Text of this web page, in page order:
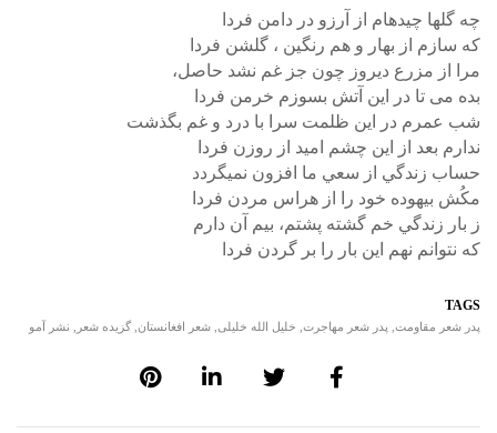
چه گلها چيدهام از آرزو در دامن فردا
كه سازم از بهار و هم رنگين ، گلشن فردا
مرا از مزرع ديروز چون جز غم نشد حاصل،
بده می تا در اين آتش بسوزم خرمن فردا
شب عمرم در اين ظلمت سرا با درد و غم بگذشت
ندارم بعد از اين چشم اميد از روزن فردا
حساب زندگي از سعي ما افزون نميگردد
مكُش بيهوده خود را از هراس مردن فردا
ز بار زندگي خم گشته پشتم، بيم آن دارم
كه نتوانم نهم اين بار را بر گردن فردا
TAGS
پدر شعر مقاومت پدر شعر مهاجرت خلیل الله خلیلی شعر افغانستان گزیده شعر نشر آمو